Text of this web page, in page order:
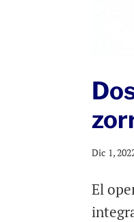
Dic 1,
El